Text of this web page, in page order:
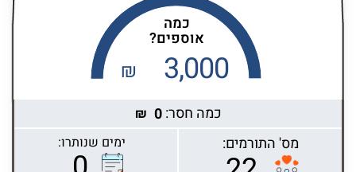
Highcharts.com
כמה
אוספים?
3,000
כמה חסר:0
₪
מס' התורמים: ימים שנותרו: